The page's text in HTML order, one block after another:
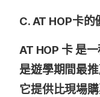
C. AT HOP卡
AT HOP 卡 是
是遊學期間最推
它提供比現場